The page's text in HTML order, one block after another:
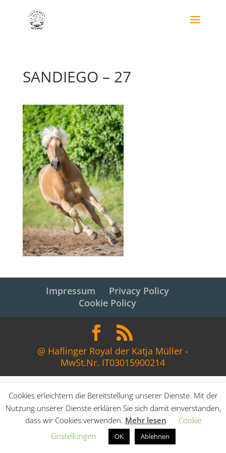
SANDIEGO – 27
Impressum
Privacy Policy
Cookie Policy
@ Haflinger Royal der Katja Müller -
MwSt.Nr. IT03015900214
Cookies erleichtern die Bereitstellung unserer Dienste. Mit der
Nutzung unserer Dienste erklären Sie sich damit einverstanden,
dass wir Cookies verwenden. Mehr lesen
Cookie
Einstellungen
OK Ablehnen